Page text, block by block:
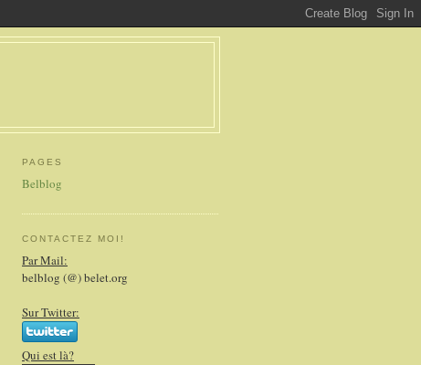
PAGES
Belblog
CONTACTEZ MOI!
Par Mail:
belblog (@) belet.org
Sur Twitter:
Qui est là?